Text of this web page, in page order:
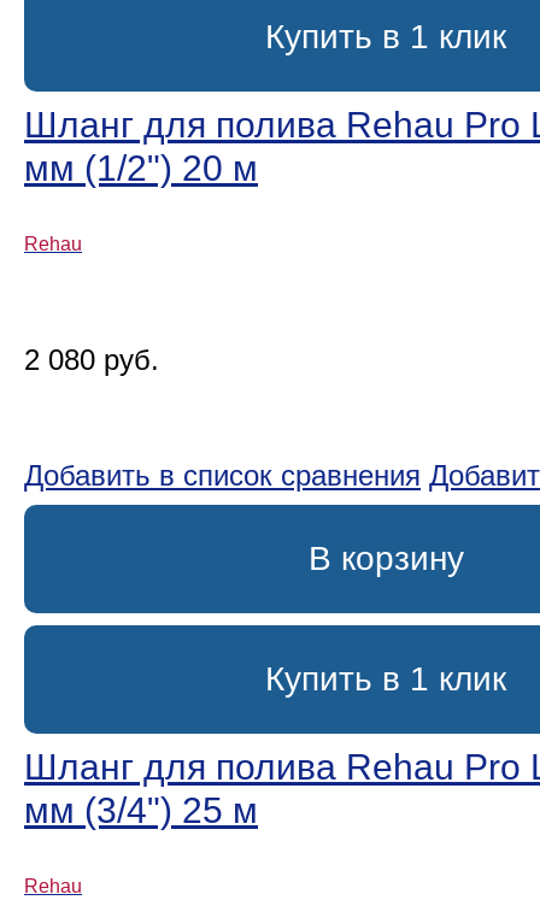
Купить в 1 клик
Шланг для полива Rehau Pro
мм (1/2ʺ) 20 м
Rehau
2 080 руб.
Добавить в список сравнения
В корзину
Купить в 1 клик
Шланг для полива Rehau Pro
мм (3/4ʺ) 25 м
Rehau